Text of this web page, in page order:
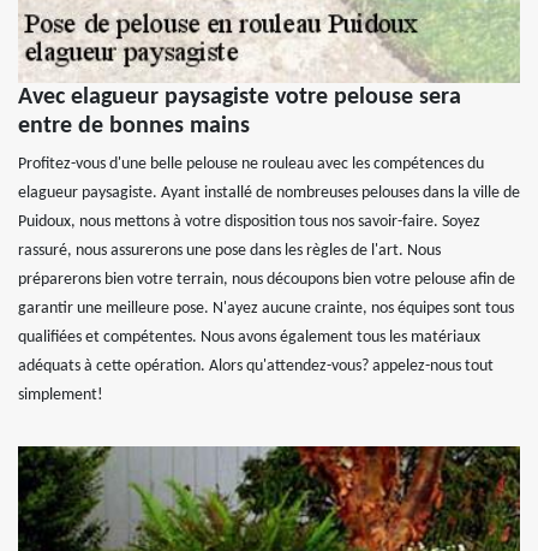
Avec elagueur paysagiste votre pelouse sera
entre de bonnes mains
Profitez-vous d'une belle pelouse ne rouleau avec les compétences du
elagueur paysagiste. Ayant installé de nombreuses pelouses dans la ville de
Puidoux, nous mettons à votre disposition tous nos savoir-faire. Soyez
rassuré, nous assurerons une pose dans les règles de l'art. Nous
préparerons bien votre terrain, nous découpons bien votre pelouse afin de
garantir une meilleure pose. N'ayez aucune crainte, nos équipes sont tous
qualifiées et compétentes. Nous avons également tous les matériaux
adéquats à cette opération. Alors qu'attendez-vous? appelez-nous tout
simplement!